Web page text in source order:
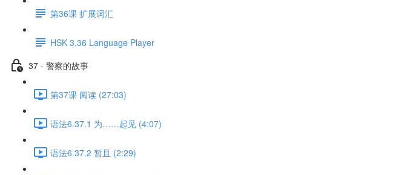
第36课 扩展词汇
HSK 3.36 Language Player
37 - 警察的故事
第37课 阅读 (27:03)
语法6.37.1 为……起见 (4:07)
语法6.37.2 暂且 (2:29)